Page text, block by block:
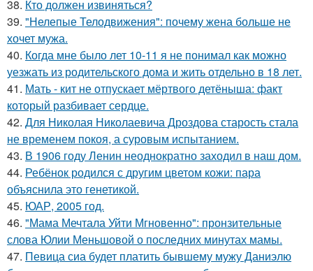
38. Кто должен извиняться?
39. "Нелепые Телодвижения": почему жена больше не
хочет мужа.
40. Когда мне было лет 10-11 я не понимал как можно
уезжать из родительского дома и жить отдельно в 18 лет.
41. Мать - кит не отпускает мёртвого детёныша: факт
который разбивает сердце.
42. Для Николая Николаевича Дроздова старость стала
не временем покоя, а суровым испытанием.
43. В 1906 году Ленин неоднократно заходил в наш дом.
44. Ребёнок родился с другим цветом кожи: пара
объяснила это генетикой.
45. ЮАР, 2005 год.
46. "Мама Мечтала Уйти Мгновенно": пронзительные
слова Юлии Меньшовой о последних минутах мамы.
47. Певица сиа будет платить бывшему мужу Даниэлю